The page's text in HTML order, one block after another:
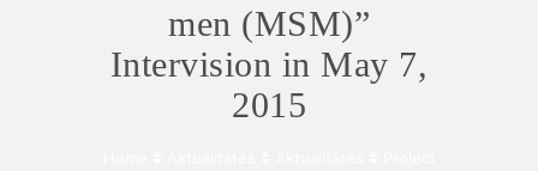
men (MSM)”
Intervision in May 7,
2015
funkcijām. Bez tiem
tīmekļa vietni nevar